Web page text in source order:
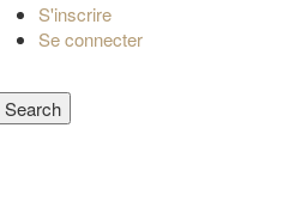
S'inscrire
Se connecter